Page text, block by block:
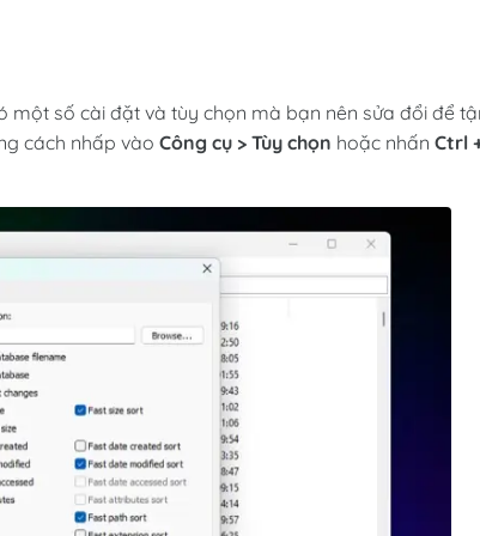
một số cài đặt và tùy chọn mà bạn nên sửa đổi để
cách nhấp vào Công cụ > Tùy chọn hoặc nhấn Ctrl